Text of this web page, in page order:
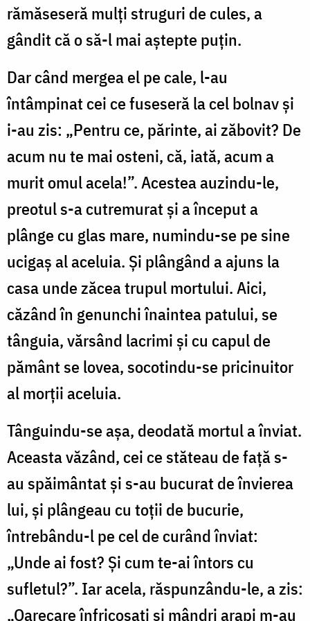
rămăseseră mulți struguri de cules, a
gândit că o să-l mai aștepte puțin.
Dar când mergea el pe cale, l-au
întâmpinat cei ce fuseseră la cel bolnav și
i-au zis: „Pentru ce, părinte, ai zăbovit? De
acum nu te mai osteni, că, iată, acum a
murit omul acela!”. Acestea auzindu-le,
preotul s-a cutremurat și a început a
plânge cu glas mare, numindu-se pe sine
ucigaș al aceluia. Și plângând a ajuns la
casa unde zăcea trupul mortului. Aici,
căzând în genunchi înaintea patului, se
tânguia, vărsând lacrimi și cu capul de
pământ se lovea, socotindu-se pricinuitor
al morții aceluia.
Tânguindu-se așa, deodată mortul a înviat.
Aceasta văzând, cei ce stăteau de față s-
au spăimântat și s-au bucurat de învierea
lui, și plângeau cu toții de bucurie,
întrebându-l pe cel de curând înviat:
„Unde ai fost? Și cum te-ai întors cu
sufletul?”. Iar acela, răspunzându-le, a zis:
„Oarecare înfricoșați și mândri arapi m-au